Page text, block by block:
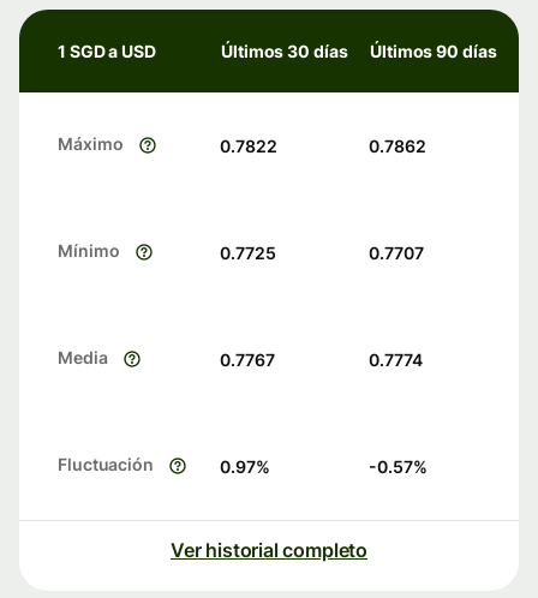
1 SGD a USD Últimos 30 días Últimos 90 días
Máximo 0.7822 0.7862
Mínimo 0.7725 0.7707
Media 0.7767 0.7774
Fluctuación 0.97% -0.57%
Ver historial completo